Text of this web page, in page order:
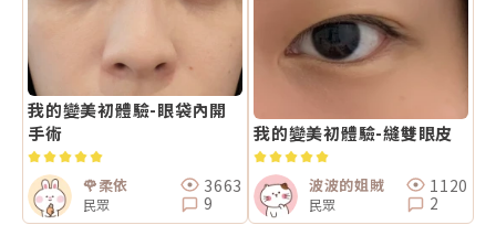
我的變美初體驗-眼袋內開
手術
🌹柔依
民眾
3663
9
我的變美初體驗-縫雙眼皮
波波的姐賊
民眾
1120
2